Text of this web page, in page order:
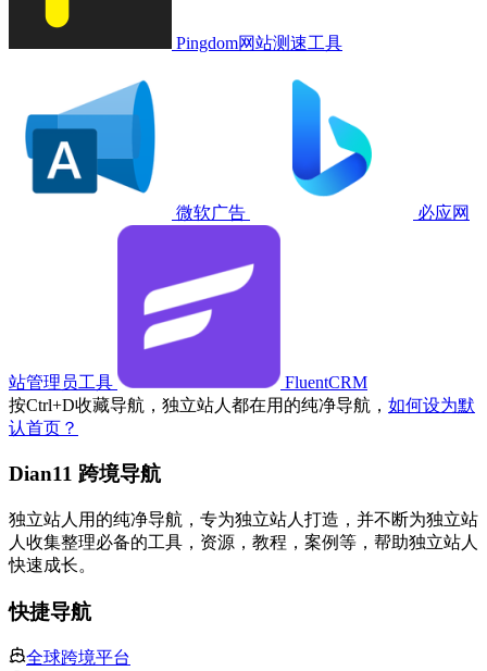
Pingdom网站测速工具
微软广告 必应网
站管理员工具
FluentCRM
按Ctrl+D收藏导航，独立站人都在用的纯净导航， 如何设为默
认首页？
Dian11 跨境导航
独立站人用的纯净导航，专为独立站人打造，并不断为独立站
人收集整理必备的工具，资源，教程，案例等，帮助独立站人
快速成长。
快捷导航
全球跨境平台